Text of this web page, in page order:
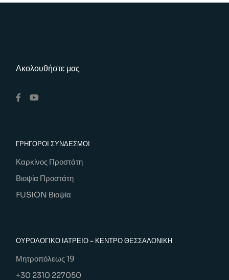
Ακολουθήστε μας
ΓΡΗΓΟΡΟΙ ΣΥΝΔΕΣΜΟΙ
Καρκίνος Προστάτη
Βιοψία Προστάτη
FUSION Βιοψία
ΟΥΡΟΛΟΓΙΚΌ ΙΑΤΡΕΊΟ – ΚΕΝΤΡΟ ΘΕΣΣΑΛΟΝΙΚΗ
Μητροπόλεως 19
+30 2310 227050